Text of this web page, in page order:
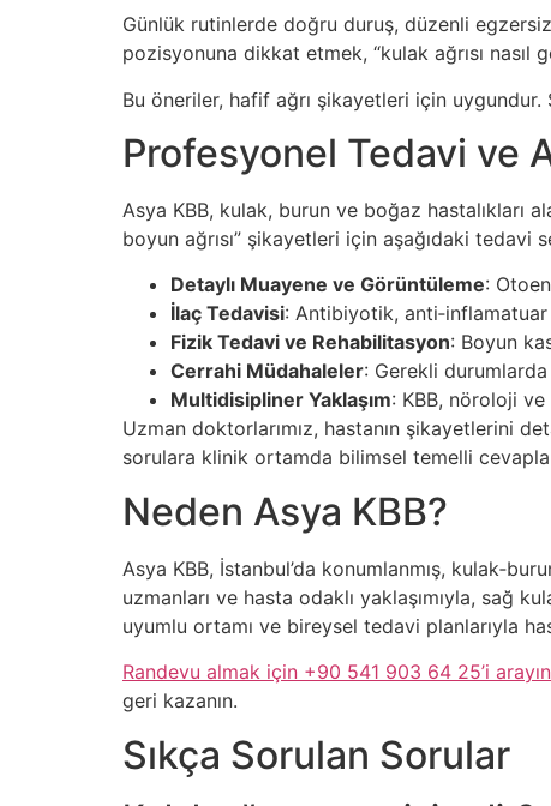
Günlük rutinlerde doğru duruş, düzenli
pozisyonuna dikkat etmek, “kulak ağrısı nasıl
Bu öneriler, hafif ağrı şikayetleri için
Profesyonel Tedavi ve
Asya KBB, kulak, burun ve boğaz hastalıkları
boyun ağrısı” şikayetleri için aşağıdaki tedavi
Detaylı Muayene ve Görüntüleme:
İlaç Tedavisi: Antibiyotik,
Fizik Tedavi ve Rehabilitasyon: Boyun
Cerrahi Müdahaleler: Gerekli
Multidisipliner Yaklaşım: KBB, nöroloji
Uzman doktorlarımız, hastanın şikayetlerini
sorulara klinik ortamda bilimsel temelli
Neden Asya KBB?
Asya KBB, İstanbul’da konumlanmış,
uzmanları ve hasta odaklı yaklaşımıyla, sağ
uyumlu ortamı ve bireysel tedavi planlarıyla
Randevu almak için +90 541 903 64 25’i
geri kazanın.
Sıkça Sorulan Sorular